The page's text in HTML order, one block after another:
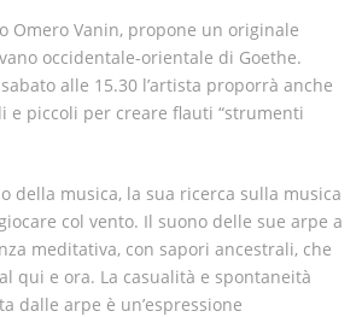
Omero Vanin, propone un originale
occidentale-orientale di Goethe.
alle 15.30 l’artista proporrà anche
e piccoli per creare flauti “strumenti
della musica, la sua ricerca sulla musica
col vento. Il suono delle sue arpe a
meditativa, con sapori ancestrali, che
qui e ora. La casualità e spontaneità
dalle arpe è un’espressione